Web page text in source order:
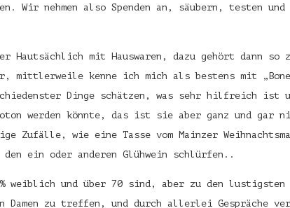
nehmen also Spenden an, säubern, testen
mit Hauswaren, dazu gehört dann so
mittlerweile kenne ich mich als bestens mit
Dinge schätzen, was sehr hilfreich ist
werden könnte, das ist sie aber ganz und gar
Zufälle, wie eine Tasse vom Mainzer
ein oder anderen Glühwein schlürfen..
und über 70 sind, aber zu den lustigsten
zu treffen, und durch allerlei Gespräche